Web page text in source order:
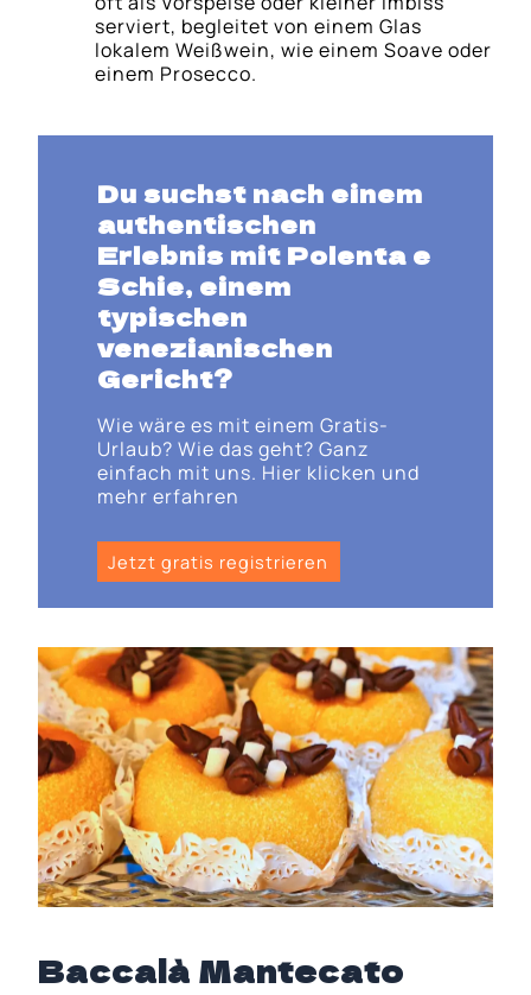
serviert, begleitet von einem Glas
lokalem Weißwein, wie einem Soave oder
einem Prosecco.
Du suchst nach einem
authentischen
Erlebnis mit Polenta e
Schie, einem
typischen
venezianischen
Gericht?
Wie wäre es mit einem Gratis-
Urlaub? Wie das geht? Ganz
einfach mit uns. Hier klicken und
mehr erfahren
Jetzt gratis registrieren
Baccalà Mantecato